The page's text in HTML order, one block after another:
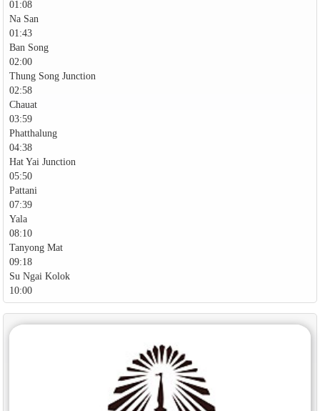
01:08
Na San
01:43
Ban Song
02:00
Thung Song Junction
02:58
Chauat
03:59
Phatthalung
04:38
Hat Yai Junction
05:50
Pattani
07:39
Yala
08:10
Tanyong Mat
09:18
Su Ngai Kolok
10:00